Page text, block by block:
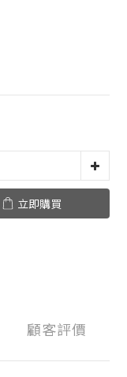
立即購買
顧客評價